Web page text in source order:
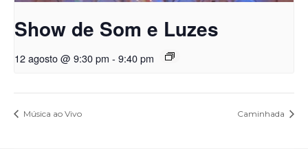
Show de Som e Luzes
12 agosto @ 9:30 pm - 9:40 pm
Música ao Vivo Caminhada